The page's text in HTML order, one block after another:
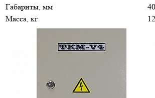
Габариты, мм
Масса, кг
12